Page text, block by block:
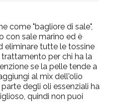
come "bagliore di sale",
con sale marino ed è
eliminare tutte le tossine
per chi ha la
se la pelle tende a
al mix dell'olio
degli oli essenziali ha
quindi non puoi